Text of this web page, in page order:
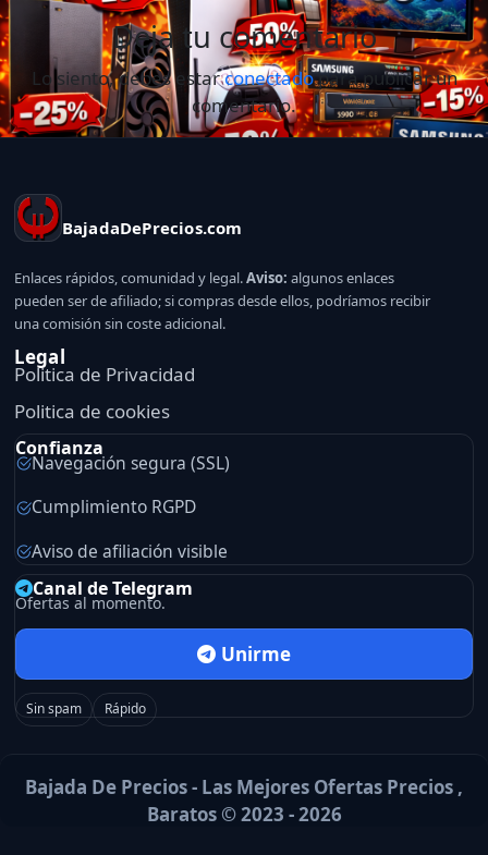
Deja tu comentario
Lo siento, debes estarconectadopara publicar un
comentario.
BajadaDePrecios.com
Enlaces rápidos, comunidad y legal.Aviso: algunos enlaces
pueden ser de afiliado; si compras desde ellos, podríamos recibir
una comisión sin coste adicional.
Legal
Politica de Privacidad
Politica de cookies
Confianza
Navegación segura (SSL)
Cumplimiento RGPD
Aviso de afiliación visible
Canal de Telegram
Ofertas al momento.
Unirme
Sin spam Rápido
Bajada De Precios - Las Mejores Ofertas Precios ,
Baratos © 2023 - 2026